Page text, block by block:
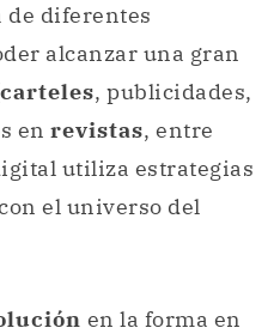
de diferentes
alcanzar una gran
carteles, publicidades,
en revistas, entre
utiliza estrategias
el universo del
en la forma en